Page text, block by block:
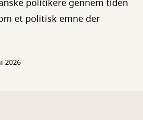
politikere gennem tiden
et politisk emne der
2026